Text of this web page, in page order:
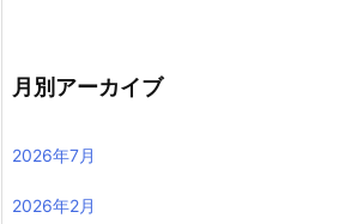
月別アーカイブ
2026年7月
2026年2月